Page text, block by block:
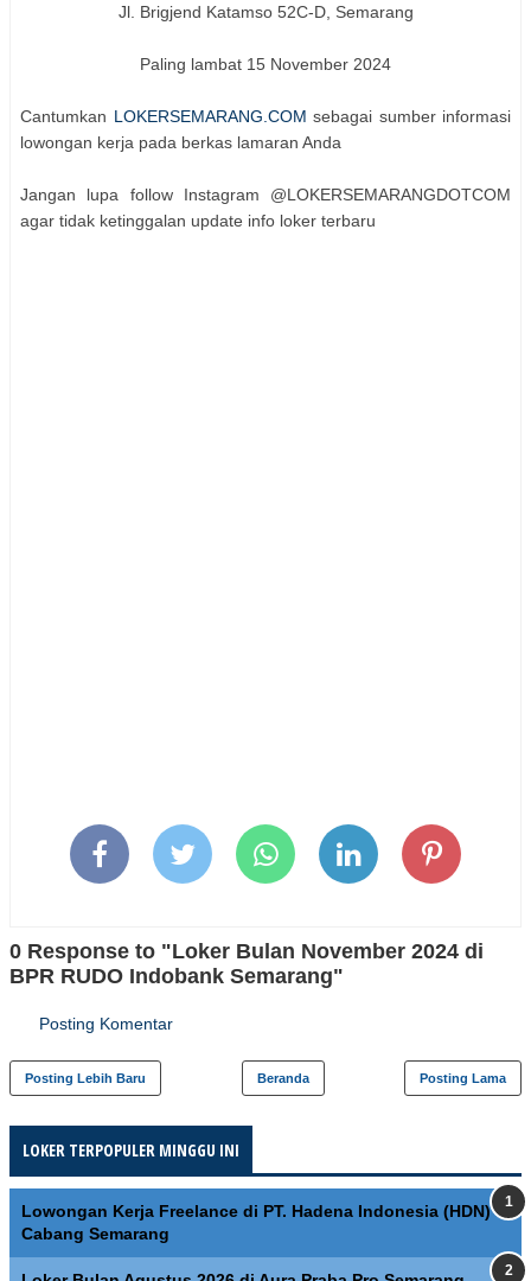
Jl. Brigjend Katamso 52C-D, Semarang
Paling lambat 15 November 2024
Cantumkan LOKERSEMARANG.COM sebagai sumber informasi
lowongan kerja pada berkas lamaran Anda
Jangan lupa follow Instagram @LOKERSEMARANGDOTCOM
agar tidak ketinggalan update info loker terbaru
0 Response to "Loker Bulan November 2024 di
BPR RUDO Indobank Semarang"
Posting Komentar
Posting Lebih Baru Posting Lama
Beranda
LOKER TERPOPULER MINGGU INI
Lowongan Kerja Freelance di PT. Hadena Indonesia (HDN)
Cabang Semarang